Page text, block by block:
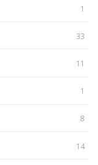
1
33
11
1
8
14